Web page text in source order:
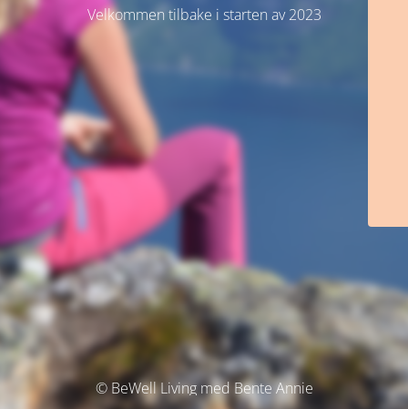
Velkommen tilbake i starten av 2023
© BeWell Living med Bente Annie